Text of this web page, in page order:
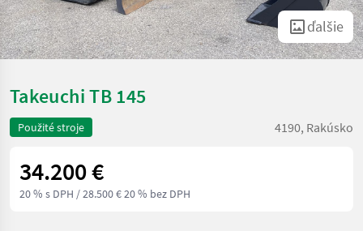
ďalšie
Takeuchi TB 145
Použité stroje 4190, Rakúsko
34.200 €
20 % s DPH / 28.500 € 20 % bez DPH